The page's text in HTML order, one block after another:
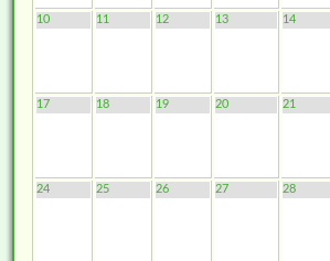
10 11 12 13 14
17 18 19 20 21
24 25 26 27 28